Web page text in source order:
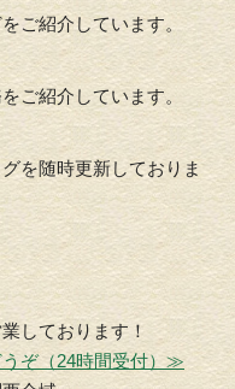
ご紹介しています。
ご紹介しています。
を随時更新しておりま
しております！
うぞ（24時間受付）≫